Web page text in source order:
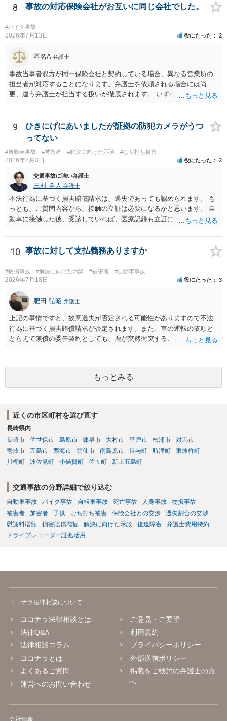
権者に対してご自身は支払いを拒み、請求するのであれば本人に対し
8 事故の対応保険会社がお互いに同じ会社でした。
#バイク事故
2026年7月13日 役にたった 2
匿名A 弁護士
事故当事者双方が同一保険会社と契約している場合、異なる営業所の
担当者が対応することになります。弁護士を依頼される場合には尚
更、違う弁護士が担当する扱いが徹底されます。 いずれにしても、交
9
ひきにげにあいましたが証拠の防犯カメラがうつ
ってない
#自動車事故 #被害者 #解決に向けた示談 #むち打ち被害
2026年8月3日 役にたった 2
交通事故に強い弁護士
三村 勇人 弁護士
不法行為に基づく損害賠償請求は、過失であっても認められます。 も
っとも、ご質問内容から、接触の立証は必要になるかと思います。 自
動車に接触した後、受診していれば、医療記録も立証に使えるかと思
士にご相談ください。
10 事故に対して支払義務ありますか
#物損事故 #解決に向けた示談 #被害者 #自動車事故
2026年7月18日 役にたった 3
肥田 弘昭 弁護士
上記の事情ですと、故意過失が否定される可能性がありますので不法
行為に基づく損害賠償請求が否定されます。また、車の運転の依頼と
とらえて無償の委任契約としても、鹿が突然衝突することは予見がで
償請求も成立しない可能性があります。以上の理由から支払義務は否
定される可能性が高いです。ご参考にしてください。
もっとみる
近くの市区町村を選び直す
長崎県内
長崎市
佐世保市 島原市 諫早市 大村市 平戸市 松浦市
対馬市
壱岐市
五島市 西海市 雲仙市 南島原市 長与町 時津町
東彼杵町
川棚町
波佐見町 小値賀町 佐々町 新上五島町
交通事故の分野詳細で絞り込む
自動車事故 バイク事故 自転車事故 死亡事故 人身事故
物損事故
被害者
加害者 子供 むち打ち被害 保険会社との交渉
過失割合の交渉
慰謝料増額
損害賠償増額 解決に向けた示談 後遺障害
弁護士費用特約
ドライブレコーダー証拠活用
ココナラ法律相談について
ココナラ法律相談とは
法律Q&A
法律相談コラム
ココナラとは
よくあるご質問
運営へのお問い合わせ
ご意見・ご要望
利用規約
プライバシーポリシー
外部送信ポリシー
掲載をご検討の弁護士の方
へ
会社情報